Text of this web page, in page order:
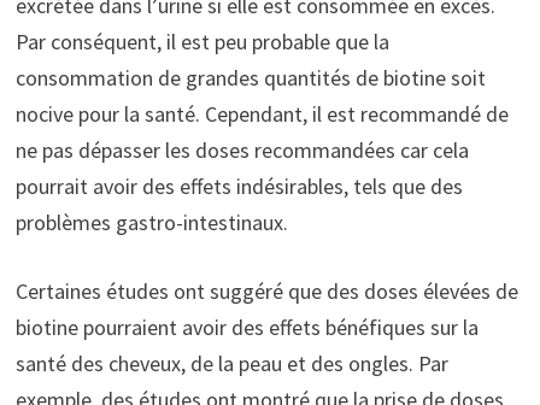
excrétée dans l’urine si elle est consommée en excès.
Par conséquent, il est peu probable que la
consommation de grandes quantités de biotine soit
nocive pour la santé. Cependant, il est recommandé de
ne pas dépasser les doses recommandées car cela
pourrait avoir des effets indésirables, tels que des
problèmes gastro-intestinaux.
Certaines études ont suggéré que des doses élevées de
biotine pourraient avoir des effets bénéfiques sur la
santé des cheveux, de la peau et des ongles. Par